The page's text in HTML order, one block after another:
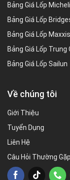
Bảng Giá Lốp
Bảng Giá Lốp
Bảng Giá Lốp Maxxis
Bảng Giá Lốp Trung
Bảng Giá Lốp Sailun
Về chúng tôi
Giới Thiệu
Tuyển Dụng
Liên Hệ
Câu Hỏi Thường Gặp